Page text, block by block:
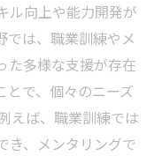
ル向上や能力開発が
では、職業訓練やメ
た多様な支援が存在
とで、個々のニーズ
えば、職業訓練では
き、メンタリングで